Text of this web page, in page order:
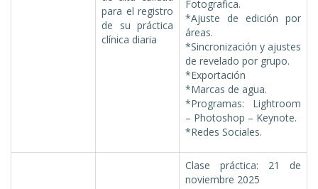
para el registro
de su práctica
clínica diaria
Fotografica.
*Ajuste de edición por
áreas.
*Sincronización y ajustes
de revelado por grupo.
*Exportación
*Marcas de agua.
*Programas: Lightroom
– Photoshop – Keynote.
*Redes Sociales.
Clase práctica: 21 de
noviembre 2025